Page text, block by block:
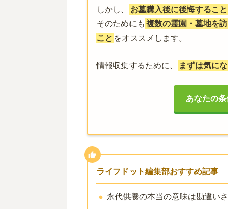
しかし、
お墓購入後に後悔するこ
そのためにも 複数の霊園・墓地を
こと をオススメします。
情報収集するために、 まずは気に
あなたの
ライフドット編集部おすすめ記事
永代供養の本当の意味は勘違い